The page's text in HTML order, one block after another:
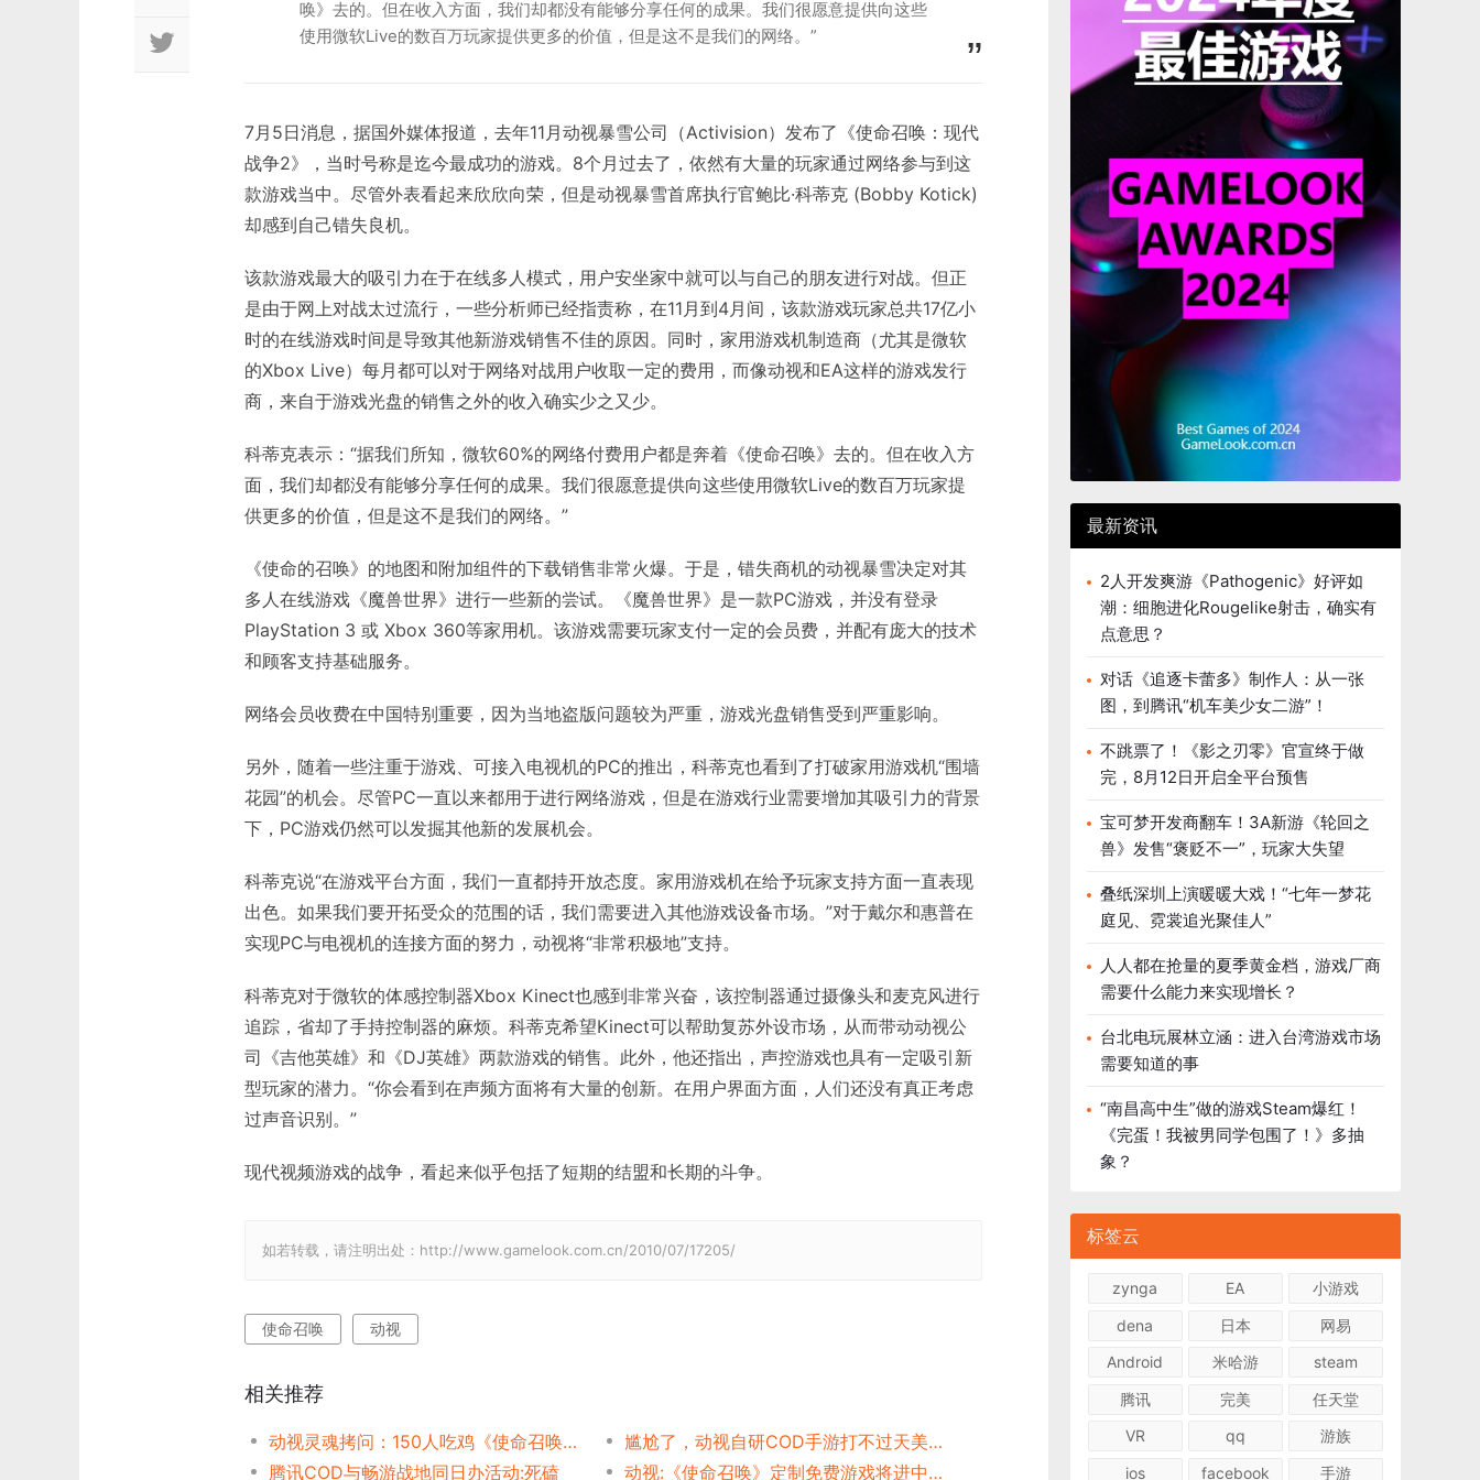
唤》去的。但在收入方面，我们却都没有能够分享任何的成果。我们很愿意提供向这些
使用微软Live的数百万玩家提供更多的价值，但是这不是我们的网络。”
7月5日消息，据国外媒体报道，去年11月动视暴雪公司（Activision）发布了《使命召唤：现代
战争2》，当时号称是迄今最成功的游戏。8个月过去了，依然有大量的玩家通过网络参与到这
款游戏当中。尽管外表看起来欣欣向荣，但是动视暴雪首席执行官鲍比·科蒂克 (Bobby Kotick)
却感到自己错失良机。
该款游戏最大的吸引力在于在线多人模式，用户安坐家中就可以与自己的朋友进行对战。但正
是由于网上对战太过流行，一些分析师已经指责称，在11月到4月间，该款游戏玩家总共17亿小
时的在线游戏时间是导致其他新游戏销售不佳的原因。同时，家用游戏机制造商（尤其是微软
的Xbox Live）每月都可以对于网络对战用户收取一定的费用，而像动视和EA这样的游戏发行
商，来自于游戏光盘的销售之外的收入确实少之又少。
科蒂克表示：“据我们所知，微软60%的网络付费用户都是奔着《使命召唤》去的。但在收入方
面，我们却都没有能够分享任何的成果。我们很愿意提供向这些使用微软Live的数百万玩家提
供更多的价值，但是这不是我们的网络。”
《使命的召唤》的地图和附加组件的下载销售非常火爆。于是，错失商机的动视暴雪决定对其
多人在线游戏《魔兽世界》进行一些新的尝试。《魔兽世界》是一款PC游戏，并没有登录
PlayStation 3 或 Xbox 360等家用机。该游戏需要玩家支付一定的会员费，并配有庞大的技术
和顾客支持基础服务。
网络会员收费在中国特别重要，因为当地盗版问题较为严重，游戏光盘销售受到严重影响。
另外，随着一些注重于游戏、可接入电视机的PC的推出，科蒂克也看到了打破家用游戏机“围墙
花园”的机会。尽管PC一直以来都用于进行网络游戏，但是在游戏行业需要增加其吸引力的背景
下，PC游戏仍然可以发掘其他新的发展机会。
科蒂克说“在游戏平台方面，我们一直都持开放态度。家用游戏机在给予玩家支持方面一直表现
出色。如果我们要开拓受众的范围的话，我们需要进入其他游戏设备市场。”对于戴尔和惠普在
实现PC与电视机的连接方面的努力，动视将“非常积极地”支持。
科蒂克对于微软的体感控制器Xbox Kinect也感到非常兴奋，该控制器通过摄像头和麦克风进行
追踪，省却了手持控制器的麻烦。科蒂克希望Kinect可以帮助复苏外设市场，从而带动动视公
司《吉他英雄》和《DJ英雄》两款游戏的销售。此外，他还指出，声控游戏也具有一定吸引新
型玩家的潜力。“你会看到在声频方面将有大量的创新。在用户界面方面，人们还没有真正考虑
过声音识别。”
现代视频游戏的战争，看起来似乎包括了短期的结盟和长期的斗争。
如若转载，请注明出处：http://www.gamelook.com.cn/2010/07/17205/
使命召唤 动视
相关推荐
动视灵魂拷问：150人吃鸡《使命召唤》免费，来战网玩么？
尴尬了，动视自研COD手游打不过天美COD手游，发生了什么？
腾讯COD与畅游战地同日办活动:死磕
动视:《使命召唤》定制免费游戏将进中国
最新资讯
2人开发爽游《Pathogenic》好评如
潮：细胞进化Rougelike射击，确实有
点意思？
对话《追逐卡蕾多》制作人：从一张
图，到腾讯“机车美少女二游”！
不跳票了！《影之刃零》官宣终于做
完，8月12日开启全平台预售
宝可梦开发商翻车！3A新游《轮回之
兽》发售“褒贬不一”，玩家大失望
叠纸深圳上演暖暖大戏！“七年一梦花
庭见、霓裳追光聚佳人”
人人都在抢量的夏季黄金档，游戏厂商
需要什么能力来实现增长？
台北电玩展林立涵：进入台湾游戏市场
需要知道的事
“南昌高中生”做的游戏Steam爆红！
《完蛋！我被男同学包围了！》多抽
象？
标签云
zynga EA
小游戏
dena
日本
网易
Android
米哈游
steam
腾讯
完美
任天堂
VR
qq
游族
ios
facebook 手游